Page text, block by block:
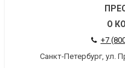
О
+7
Санкт-Петербург, ул.